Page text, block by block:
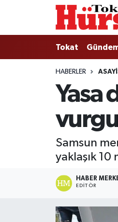
Tokat
HABERLER
Yasa
Samsun
yaklaşık
HABER
EDITÖR
Tokat
Türkiye Gündemi
Gündem
Politika
Tokat Spor
Nöbetçi Eczaneler
Hava Durumu
Tokat Namaz Vakitleri
Tüm Manşetler
Son Dakika Haberleri
Haber Arşivi